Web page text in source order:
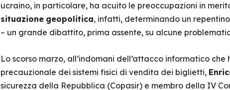
ucraino, in particolare, ha acuito le preoccupazioni in
situazione geopolitica, infatti, determinando un
– un grande dibattito, prima assente, su alcune
Lo scorso marzo, all’indomani dell’attacco informatico
precauzionale dei sistemi fisici di vendita dei biglietti,
sicurezza della Repubblica (Copasir) e membro della IV